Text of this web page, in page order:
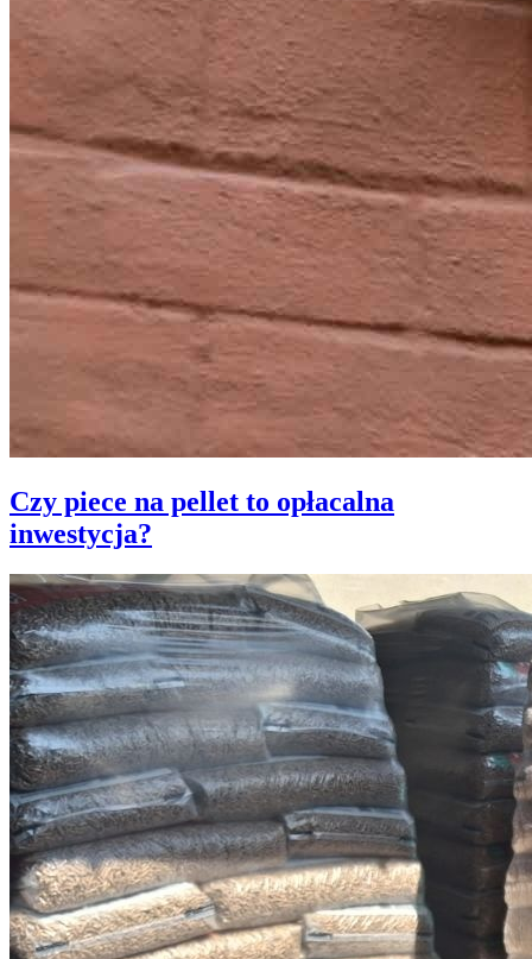
Czy piece na pellet to opłacalna
inwestycja?